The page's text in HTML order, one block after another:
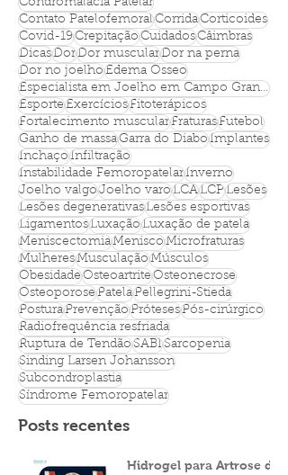
Baropodometria Cartilagem
Ciclismo CirurgiasCistosColágeno
Condromalácia Patelar
Contato PatelofemoralCorridaCorticoides
Covid-19CrepitaçãoCuidados
DicasDor Dor muscular Dor na perna
Dor no joelhoEdema Ósseo
Especialista em Joelho em Campo Grande MS
Esporte ExercíciosFitoterápicos
Fortalecimento muscular
Ganho de massa Garra do DiaboImplantes
Inchaço Infiltração
Instabilidade FemoropatelarInverno
Joelho valgoJoelho varoLCALCPLesões
Lesões degenerativasLesões esportivas
LigamentosLuxaçãoLuxação de patela
Meniscectomia Menisco Microfraturas
Mulheres MusculaçãoMúsculos
ObesidadeOsteoartrite Osteonecrose
Osteoporose PatelaPellegrini-Stieda
PosturaPrevençãoPrótesesPós-cirúrgico
Radiofrequência resfriada
Ruptura de Tendão
Sinding Larsen Johansson
Subcondroplastia
Síndrome Femoropatelar
Posts recentes